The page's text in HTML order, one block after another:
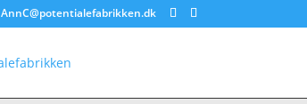
AnnC@potentialefabrikken.dk